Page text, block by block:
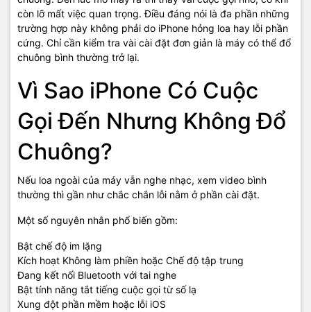
còn lỡ mất việc quan trọng. Điều đáng nói là đa phần những
trường hợp này không phải do iPhone hỏng loa hay lỗi phần
cứng. Chỉ cần kiểm tra vài cài đặt đơn giản là máy có thể đổ
chuông bình thường trở lại.
Vì Sao iPhone Có Cuộc
Gọi Đến Nhưng Không Đổ
Chuông?
Nếu loa ngoài của máy vẫn nghe nhạc, xem video bình
thường thì gần như chắc chắn lỗi nằm ở phần cài đặt.
Một số nguyên nhân phổ biến gồm:
Bật chế độ im lặng
Kích hoạt Không làm phiền hoặc Chế độ tập trung
Đang kết nối Bluetooth với tai nghe
Bật tính năng tắt tiếng cuộc gọi từ số lạ
Xung đột phần mềm hoặc lỗi iOS